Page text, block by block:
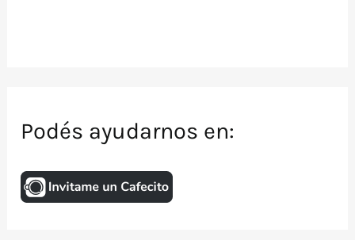
Podés ayudarnos en: